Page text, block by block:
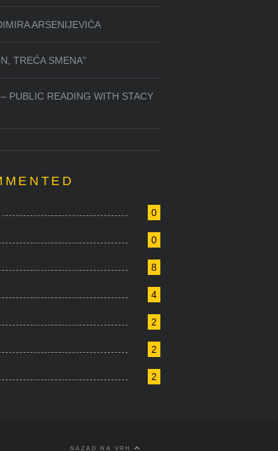
ARSENIJEVIĆA
TREĆA SMENA”
PUBLIC READING WITH STACY
0
0
8
4
2
2
2
NAZAD NA VRH